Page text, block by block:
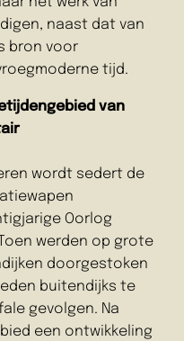
naast dat van
bron voor
tijd.
van
wordt sedert de
Oorlog
werden op grote
doorgestoken
buitendijks te
gevolgen. Na
een ontwikkeling